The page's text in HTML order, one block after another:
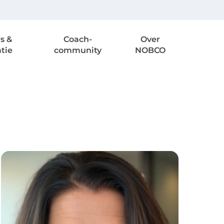
&
Coach-
community
Over
NOBCO